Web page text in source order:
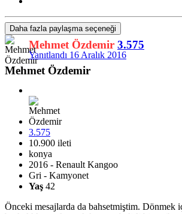
Daha fazla paylaşma seçeneği
Mehmet Özdemir 3.575
Yanıtlandı 16 Aralık 2016
Mehmet Özdemir
3.575
10.900 ileti
konya
2016 - Renault Kangoo
Gri - Kamyonet
Yaş 42
Önceki mesajlarda da bahsetmiştim. Dönmek